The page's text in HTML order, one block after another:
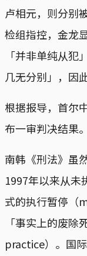
卢相元，则分别
检组指控，金龙
「并非单纯从
几无分别」，因
根据报导，首尔
布一审判决结果。
南韩《刑法》虽
1997年以来从未
式的执行暂停（
「事实上的废
practice）。国